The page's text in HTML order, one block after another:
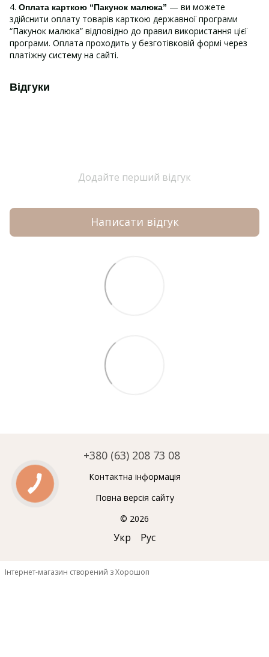
4. Оплата карткою “Пакунок малюка” — ви можете
здійснити оплату товарів карткою державної програми
“Пакунок малюка” відповідно до правил використання цієї
програми. Оплата проходить у безготівковій формі через
платіжну систему на сайті.
Відгуки
Додайте перший відгук
Написати відгук
+380 (63) 208 73 08
Контактна інформація
Повна версія сайту
© 2026
Укр Рус
Інтернет-магазин створений з Хорошоп